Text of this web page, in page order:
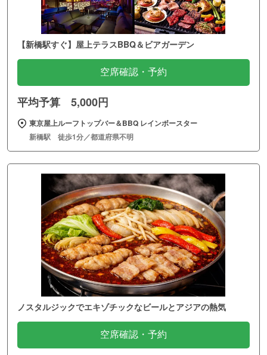
【新橋駅すぐ】屋上テラスBBQ＆ビアガーデン
空席確認・予約
平均予算 5,000円
東京屋上ルーフトップバー＆BBQ レインボースター
新橋駅 徒歩1分／都道府県不明
ノスタルジックでエキゾチックなビールとアジアの熱気
空席確認・予約